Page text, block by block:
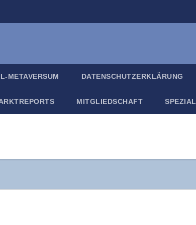
META­VER­SUM DATEN­SCHUTZ­ER­KLÄ­RUNG
MIT­GLIED­SCHAFT SPE­ZI­AL